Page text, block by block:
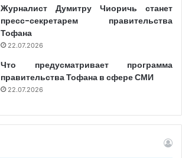
Журналист Думитру Чиоричь станет
пресс-секретарем правительства
Тофана
22.07.2026
Что предусматривает программа
правительства Тофана в сфере СМИ
22.07.2026